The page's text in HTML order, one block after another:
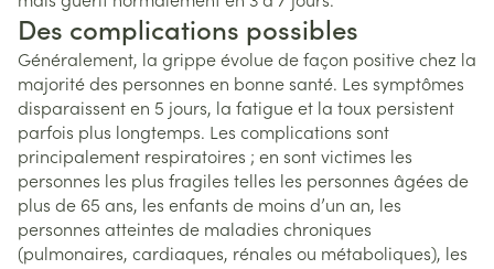
Des complications possibles
Généralement, la grippe évolue de façon positive chez la
majorité des personnes en bonne santé. Les symptômes
disparaissent en 5 jours, la fatigue et la toux persistent
parfois plus longtemps. Les complications sont
principalement respiratoires ; en sont victimes les
personnes les plus fragiles telles les personnes âgées de
plus de 65 ans, les enfants de moins d’un an, les
personnes atteintes de maladies chroniques
(pulmonaires, cardiaques, rénales ou métaboliques), les